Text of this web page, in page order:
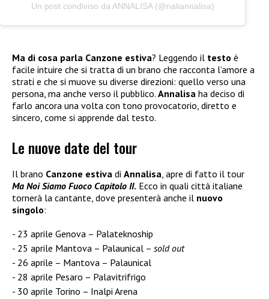
Un post condiviso da ANNALISA (@naliannalisa)
Ma di cosa parla Canzone estiva? Leggendo il testo è
facile intuire che si tratta di un brano che racconta l’amore a
strati e che si muove su diverse direzioni: quello verso una
persona, ma anche verso il pubblico. Annalisa ha deciso di
farlo ancora una volta con tono provocatorio, diretto e
sincero, come si apprende dal testo.
Le nuove date del tour
Il brano Canzone estiva di Annalisa, apre di fatto il tour
Ma Noi Siamo Fuoco Capitolo II. Ecco in quali città italiane
tornerà la cantante, dove presenterà anche il nuovo
singolo:
23 aprile Genova – Palateknoship
25 aprile Mantova – Palaunical – sold out
26 aprile – Mantova – Palaunical
28 aprile Pesaro – Palavitrifrigo
30 aprile Torino – Inalpi Arena